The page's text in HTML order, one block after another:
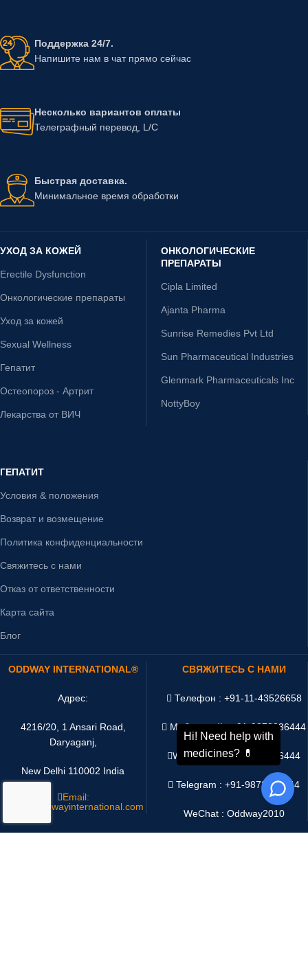
Поддержка 24/7.
Напишите нам в чат прямо сейчас
Несколько вариантов оплаты
Телеграфный перевод, L/C
Быстрая доставка.
Минимальное время обработки
УХОД ЗА КОЖЕЙ
Erectile Dysfunction
Онкологические препараты
Уход за кожей
Sexual Wellness
Гепатит
Остеопороз - Артрит
Лекарства от ВИЧ
ОНКОЛОГИЧЕСКИЕ
ПРЕПАРАТЫ
Cipla Limited
Ajanta Pharma
Sunrise Remedies Pvt Ltd
Sun Pharmaceutical Industries
Glenmark Pharmaceuticals Inc
NottyBoy
ГЕПАТИТ
Условия & положения
Возврат и возмещение
Политика конфиденциальности
Свяжитесь с нами
Отказ от ответственности
Карта сайта
Блог
ODDWAY INTERNATIONAL®
Адрес:
4216/20, 1 Ansari Road,
Daryaganj,
New Delhi 110002 India
Email:
sales@oddwayinternational.com
СВЯЖИТЕСЬ С НАМИ
Телефон : +91-11-43526658
Мобильный : +91-9873336444
WhatsApp :+91-9873336444
Telegram : +91-9873336444
WeChat : Oddway2010